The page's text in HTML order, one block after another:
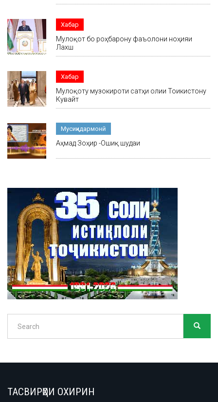
Хабар
Мулоқот бо роҳбарону фаъолони ноҳияи
Лахш
Хабар
Мулоқоту музокироти сатҳи олии Тоҷикистону
Кувайт
Мусиқидармонӣ
Аҳмад Зоҳир -Ошиқ шудаи
Search
ТАСВИРҲОИ ОХИРИН